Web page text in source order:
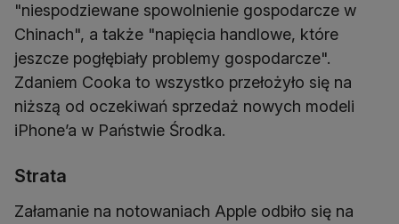
"niespodziewane spowolnienie gospodarcze w
Chinach", a także "napięcia handlowe, które
jeszcze pogłębiały problemy gospodarcze".
Zdaniem Cooka to wszystko przełożyło się na
niższą od oczekiwań sprzedaż nowych modeli
iPhone’a w Państwie Środka.
Strata
Załamanie na notowaniach Apple odbiło się na